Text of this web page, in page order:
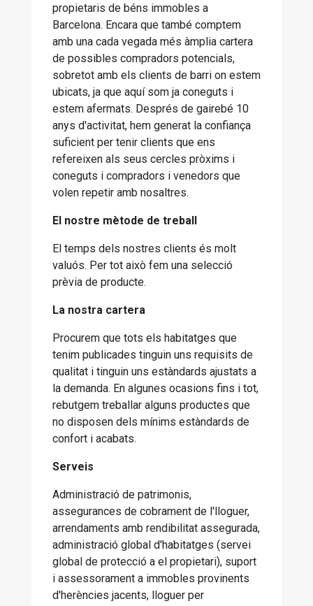
propietaris de béns immobles a
Barcelona. Encara que també comptem
amb una cada vegada més àmplia cartera
de possibles compradors potencials,
sobretot amb els clients de barri on estem
ubicats, ja que aquí som ja coneguts i
estem afermats. Després de gairebé 10
anys d'activitat, hem generat la confiança
suficient per tenir clients que ens
refereixen als seus cercles pròxims i
coneguts i compradors i venedors que
volen repetir amb nosaltres.
El nostre mètode de treball
El temps dels nostres clients és molt
valuós. Per tot això fem una selecció
prèvia de producte.
La nostra cartera
Procurem que tots els habitatges que
tenim publicades tinguin uns requisits de
qualitat i tinguin uns estàndards ajustats a
la demanda. En algunes ocasions fins i tot,
rebutgem treballar alguns productes que
no disposen dels mínims estàndards de
confort i acabats.
Serveis
Administració de patrimonis,
assegurances de cobrament de l'lloguer,
arrendaments amb rendibilitat assegurada,
administració global d'habitatges (servei
global de protecció a el propietari), suport
i assessorament a immobles provinents
d'herències jacents, lloguer per